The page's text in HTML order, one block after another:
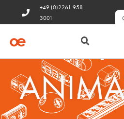
+49 (0)2261 958
3001